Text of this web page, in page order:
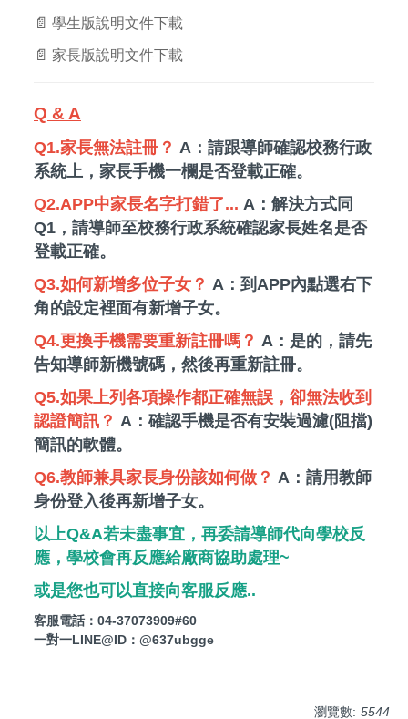
📄 學生版說明文件下載
📄 家長版說明文件下載
Q & A
Q1.家長無法註冊？ A：請跟導師確認校務行政
系統上，家長手機一欄是否登載正確。
Q2.APP中家長名字打錯了... A：解決方式同
Q1，請導師至校務行政系統確認家長姓名是否
登載正確。
Q3.如何新增多位子女？ A：到APP內點選右下
角的設定裡面有新增子女。
Q4.更換手機需要重新註冊嗎？ A：是的，請先
告知導師新機號碼，然後再重新註冊。
Q5.如果上列各項操作都正確無誤，卻無法收到
認證簡訊？ A：確認手機是否有安裝過濾(阻擋)
簡訊的軟體。
Q6.教師兼具家長身份該如何做？ A：請用教師
身份登入後再新增子女。
以上Q&A若未盡事宜，再委請導師代向學校反
應，學校會再反應給廠商協助處理~
或是您也可以直接向客服反應..
客服電話：04-37073909#60
一對一LINE@ID：@637ubgge
瀏覽數: 5544